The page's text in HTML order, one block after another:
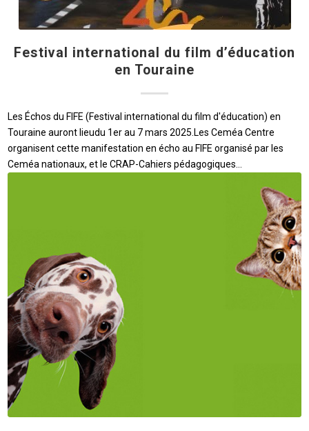
Festival international du film d’éducation
en Touraine
Les Échos du FIFE (Festival international du film d'éducation) en
Touraine auront lieudu 1er au 7 mars 2025.Les Ceméa Centre
organisent cette manifestation en écho au FIFE organisé par les
Ceméa nationaux, et le CRAP-Cahiers pédagogiques…